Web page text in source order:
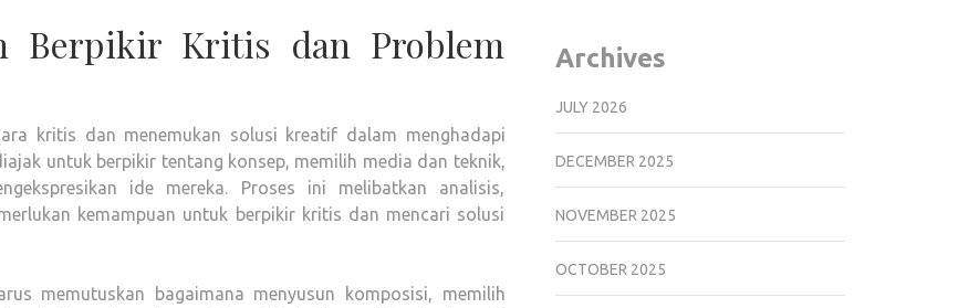
Berpikir Kritis dan Problem
kritis dan menemukan solusi kreatif dalam menghadapi
untuk berpikir tentang konsep, memilih media dan teknik,
ide mereka. Proses ini melibatkan analisis,
kemampuan untuk berpikir kritis dan mencari solusi
memutuskan bagaimana menyusun komposisi, memilih
Archives
JULY 2026
DECEMBER 2025
NOVEMBER 2025
OCTOBER 2025